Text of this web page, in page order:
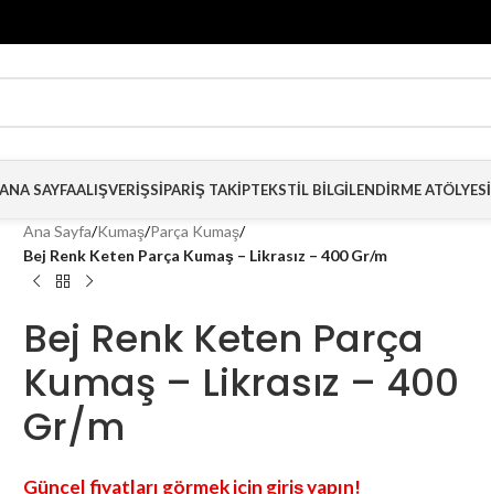
ANA SAYFAALIŞVERIŞSIPARIŞ TAKIPTEKSTIL BILGILENDIRME ATÖLYESI
Ana Sayfa/Kumaş/Parça Kumaş/
Bej Renk Keten Parça Kumaş – Likrasız – 400 Gr/m
Bej Renk Keten Parça
Kumaş – Likrasız – 400
Gr/m
Güncel fiyatları görmek için giriş yapın!